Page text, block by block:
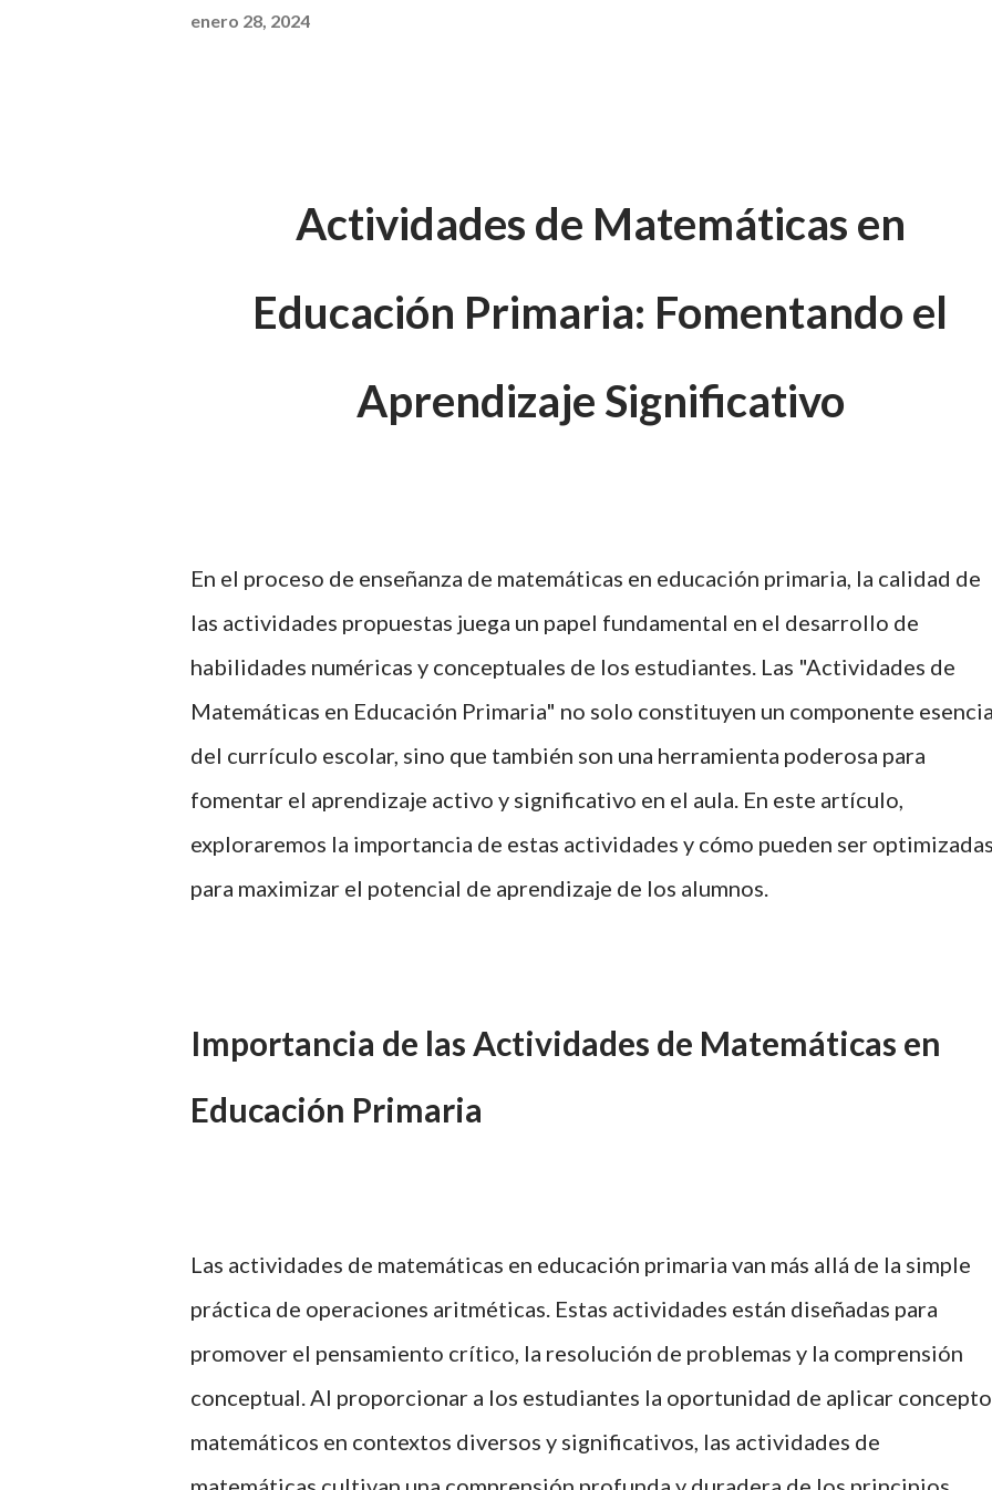
enero 28, 2024
Actividades de Matemáticas en
Educación Primaria: Fomentando el
Aprendizaje Significativo
En el proceso de enseñanza de matemáticas en educación primaria, la calidad de
las actividades propuestas juega un papel fundamental en el desarrollo de
habilidades numéricas y conceptuales de los estudiantes. Las "Actividades de
Matemáticas en Educación Primaria" no solo constituyen un componente
del currículo escolar, sino que también son una herramienta poderosa para
fomentar el aprendizaje activo y significativo en el aula. En este artículo,
exploraremos la importancia de estas actividades y cómo pueden ser
para maximizar el potencial de aprendizaje de los alumnos.
Importancia de las Actividades de Matemáticas en
Educación Primaria
Las actividades de matemáticas en educación primaria van más allá de la simple
práctica de operaciones aritméticas. Estas actividades están diseñadas para
promover el pensamiento crítico, la resolución de problemas y la comprensión
conceptual. Al proporcionar a los estudiantes la oportunidad de aplicar
matemáticos en contextos diversos y significativos, las actividades de